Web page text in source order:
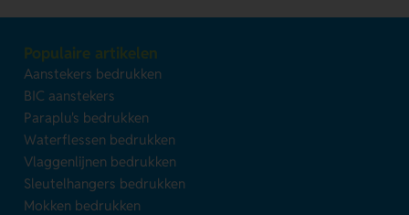
Populaire artikelen
Aanstekers bedrukken
BIC aanstekers
Paraplu's bedrukken
Waterflessen bedrukken
Vlaggenlijnen bedrukken
Sleutelhangers bedrukken
Mokken bedrukken